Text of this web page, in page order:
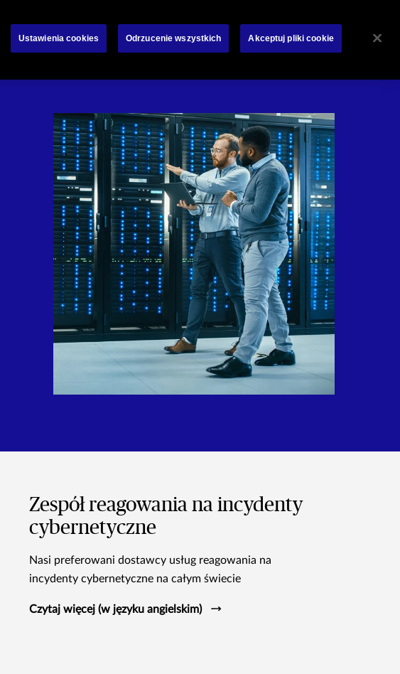
O ChubbAktualnościLikwidacja szkódKontakt
Zespół reagowania na incydenty
cybernetyczne
Nasi preferowani dostawcy usług reagowania na
incydenty cybernetyczne na całym świecie
Czytaj więcej (w języku angielskim)
Ustawienia cookies Odrzucenie wszystkich Akceptuj pliki cookie